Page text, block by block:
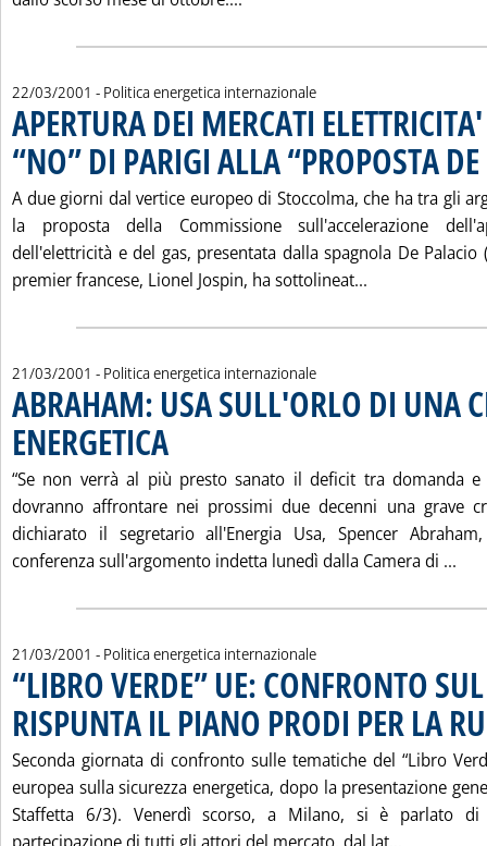
22/03/2001 - Politica energetica internazionale
APERTURA DEI MERCATI
“NO” DI PARIGI ALLA “PROPOSTA
A due giorni dal vertice europeo di Stoccolma, che ha tra gli
la proposta della Commissione sull'accelerazione
dell'elettricità e del gas, presentata dalla spagnola De
premier francese, Lionel Jospin, ha sottolineat...
21/03/2001 - Politica energetica internazionale
ABRAHAM: USA SULL'ORLO DI UNA
ENERGETICA
“Se non verrà al più presto sanato il deficit tra domanda
dovranno affrontare nei prossimi due decenni una grave
dichiarato il segretario all'Energia Usa, Spencer
conferenza sull'argomento indetta lunedì dalla Camera di ...
21/03/2001 - Politica energetica internazionale
“LIBRO VERDE” UE: CONFRONTO
RISPUNTA IL PIANO PRODI PER LA
Seconda giornata di confronto sulle tematiche del “Libro
europea sulla sicurezza energetica, dopo la presentazione
Staffetta 6/3). Venerdì scorso, a Milano, si è parlato